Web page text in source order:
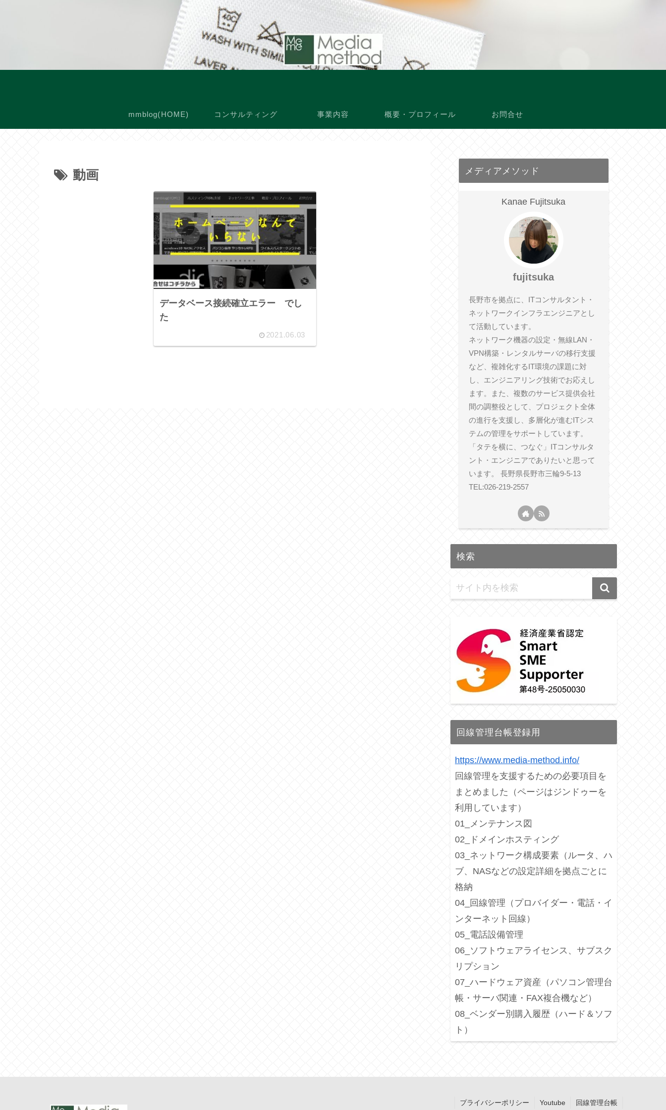
mmblog(HOME) コンサルティング 事業内容 概要・プロフィール お問合せ
動画
データベース接続確立エラー でし
た
2021.06.03
メディアメソッド
Kanae Fujitsuka
fujitsuka
長野市を拠点に、ITコンサルタント・
ネットワークインフラエンジニアとし
て活動しています。
ネットワーク機器の設定・無線LAN・
VPN構築・レンタルサーバの移行支援
など、複雑化するIT環境の課題に対
し、エンジニアリング技術でお応えし
ます。また、複数のサービス提供会社
間の調整役として、プロジェクト全体
の進行を支援し、多層化が進むITシス
テムの管理をサポートしています。
「タテを横に、つなぐ」ITコンサルタ
ント・エンジニアでありたいと思って
います。 長野県長野市三輪9-5-13
TEL:026-219-2557
検索
回線管理台帳登録用
https://www.media-method.info/
回線管理を支援するための必要項目を
まとめました（ページはジンドゥーを
利用しています）
01_メンテナンス図
02_ドメインホスティング
03_ネットワーク構成要素（ルータ、ハ
ブ、NASなどの設定詳細を拠点ごとに
格納
04_回線管理（プロバイダー・電話・イ
ンターネット回線）
05_電話設備管理
06_ソフトウェアライセンス、サブスク
リプション
07_ハードウェア資産（パソコン管理台
帳・サーバ関連・FAX複合機など）
08_ベンダー別購入履歴（ハード＆ソフ
ト）
プライバシーポリシー Youtube 回線管理台帳